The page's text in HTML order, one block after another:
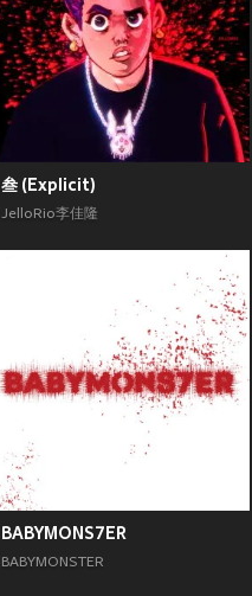
叁 (Explicit)
JelloRio李佳隆
BABYMONS7ER
BABYMONSTER